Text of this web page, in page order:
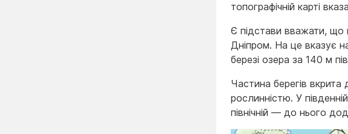
топографічній карті
Є підстави вважати, що
Дніпром. На це вказує
березі озера за 140 м
Частина берегів
рослинністю. У
північній — до нього